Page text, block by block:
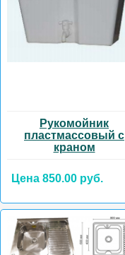
Рукомойник
пластмассовый с
краном
Цена 850.00 руб.